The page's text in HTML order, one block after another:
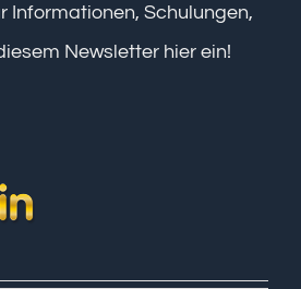
Informationen, Schulungen,
Newsletter hier ein!